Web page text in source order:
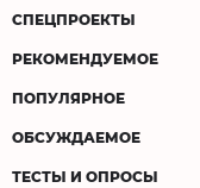
СПЕЦПРОЕКТЫ
РЕКОМЕНДУЕМОЕ
ПОПУЛЯРНОЕ
ОБСУЖДАЕМОЕ
ТЕСТЫ И ОПРОСЫ